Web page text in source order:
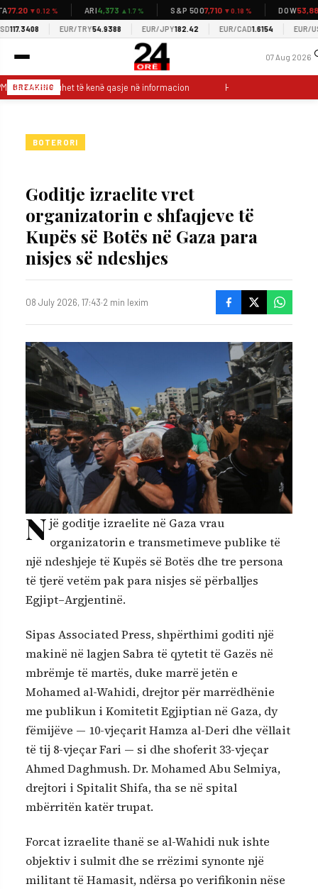
▼0.12 % ARI4,373▲1.7 % S&P 5007,710▼0.18 % DOW53,885
EUR/TRY54.9388 EUR/JPY182.42 EUR/CAD1.6154 EUR/USD
07 Aug 2026
BREAKING
Gazetarët duhet të kenë qasje në informacion Hoti: LDK ka vullnet
BOTERORI
Goditje izraelite vret
organizatorin e shfaqjeve të
Kupës së Botës në Gaza para
nisjes së ndeshjes
08 July 2026, 17:43·2 min lexim
Një goditje izraelite në Gaza vrau
organizatorin e transmetimeve publike të
një ndeshjeje të Kupës së Botës dhe tre persona
të tjerë vetëm pak para nisjes së përballjes
Egjipt–Argjentinë.
Sipas Associated Press, shpërthimi goditi një
makinë në lagjen Sabra të qytetit të Gazës në
mbrëmje të martës, duke marrë jetën e
Mohamed al-Wahidi, drejtor për marrëdhënie
me publikun i Komitetit Egjiptian në Gaza, dy
fëmijëve — 10-vjeçarit Hamza al-Deri dhe vëllait
të tij 8-vjeçar Fari — si dhe shoferit 33-vjeçar
Ahmed Daghmush. Dr. Mohamed Abu Selmiya,
drejtori i Spitalit Shifa, tha se në spital
mbërritën katër trupat.
Forcat izraelite thanë se al-Wahidi nuk ishte
objektiv i sulmit dhe se rrëzimi synonte një
militant të Hamasit, ndërsa po verifikonin nëse